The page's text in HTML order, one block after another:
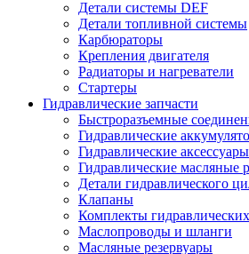
Детали системы DEF
Детали топливной системы
Карбюраторы
Крепления двигателя
Радиаторы и нагреватели
Стартеры
Гидравлические запчасти
Быстроразъемные
Гидравлические
Гидравлические аксессуары
Гидравлические масляные
Детали гидравлического
Клапаны
Комплекты
Маслопроводы и шланги
Масляные резервуары